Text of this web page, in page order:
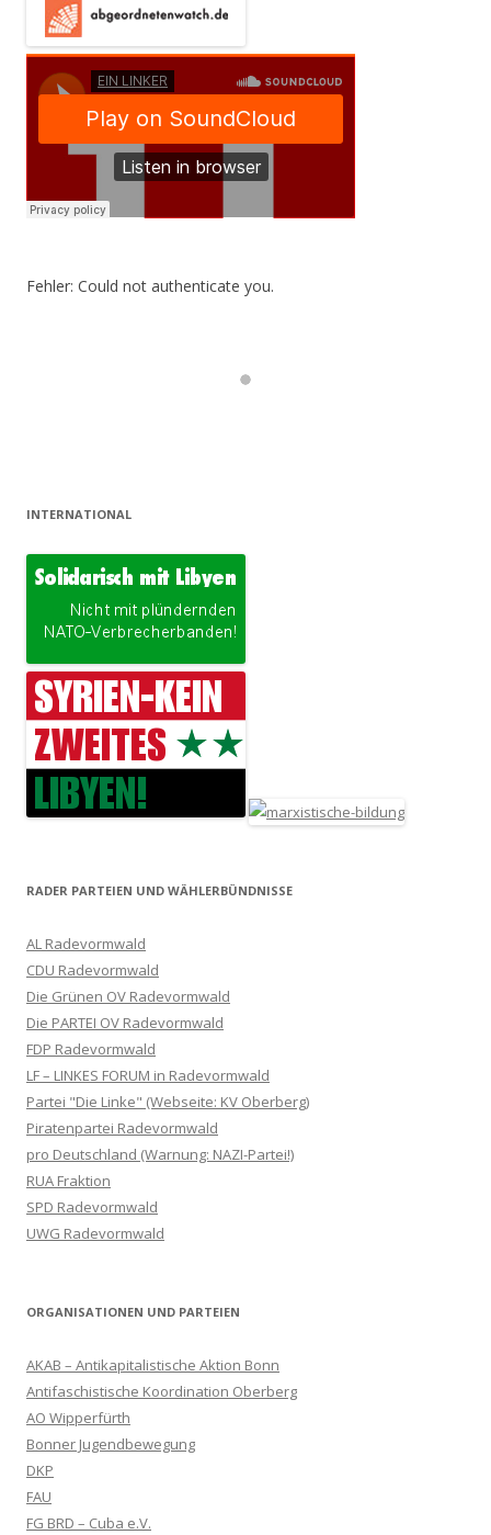
Fehler: Could not authenticate you.
INTERNATIONAL
RADER PARTEIEN UND WÄHLERBÜNDNISSE
AL Radevormwald
CDU Radevormwald
Die Grünen OV Radevormwald
Die PARTEI OV Radevormwald
FDP Radevormwald
LF – LINKES FORUM in Radevormwald
Partei "Die Linke" (Webseite: KV Oberberg)
Piratenpartei Radevormwald
pro Deutschland (Warnung: NAZI-Partei!)
RUA Fraktion
SPD Radevormwald
UWG Radevormwald
ORGANISATIONEN UND PARTEIEN
AKAB – Antikapitalistische Aktion Bonn
Antifaschistische Koordination Oberberg
AO Wipperfürth
Bonner Jugendbewegung
DKP
FAU
FG BRD – Cuba e.V.